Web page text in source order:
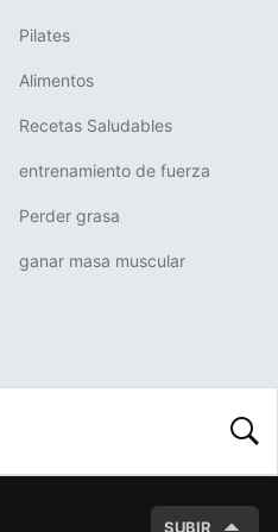
Pilates
Alimentos
Recetas Saludables
entrenamiento de fuerza
Perder grasa
ganar masa muscular
SUBIR